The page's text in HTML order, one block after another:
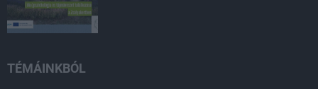
TÉMÁINKBÓL